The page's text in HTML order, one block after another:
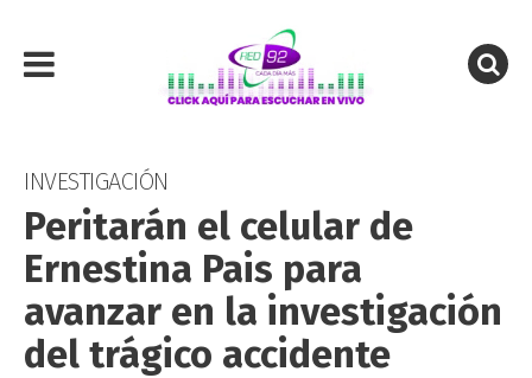
INVESTIGACIÓN
Peritarán el celular de
Ernestina Pais para
avanzar en la investigación
del trágico accidente